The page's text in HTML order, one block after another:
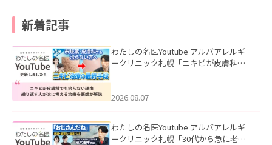
新着記事
わたしの名医Youtube アルバアレルギ
ークリニック札幌「ニキビが皮膚科で
ました。
2026.08.07
わたしの名医Youtube アルバアレルギ
ークリニック札幌「30代から急に老け